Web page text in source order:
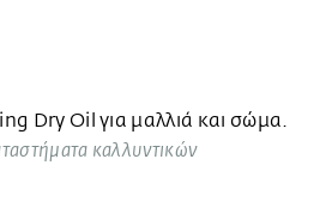
Dry Oil για μαλλιά και σώμα.
καλλυντικών